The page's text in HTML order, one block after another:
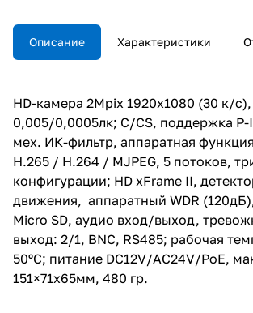
независимых конфигурации; HD
xFrame II, детектор движения,
аппаратный WDR (120дБ), DNR,
температура -10º + 50ºС;
питание DC12V/AC24V/PoE,
макс. 6,8 Вт, 151×71x65мм, 480
Описание Характеристики
HD-камера 2Mpix 1920x1080 (30 к/
0,005/0,0005лк; C/CS, поддержка P-
мех. ИК-фильтр, аппаратная
H.265 / H.264 / MJPEG, 5 потоков,
конфигурации; HD xFrame II,
движения, аппаратный WDR
Micro SD, аудио вход/выход,
выход: 2/1, BNC, RS485; рабочая
50ºС; питание DC12V/AC24V/PoE,
151×71x65мм, 480 гр.